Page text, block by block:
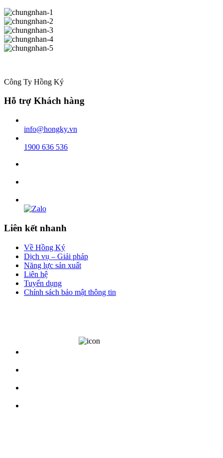
Công Ty Hồng Ký
Hỗ trợ Khách hàng
info@hongky.vn
1900 636 536
Liên kết nhanh
Về Hồng Ký
Dịch vụ – Giải pháp
Năng lực sản xuất
Liên hệ
Tuyển dụng
Chính sách bảo mật thông tin